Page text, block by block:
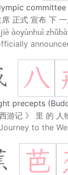
committee
正式 宣布 下 一
àoyùnhuì
八
precepts
游记 》 里 的 人
to the
芭